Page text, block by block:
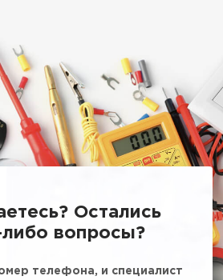
Остались
либо вопросы?
телефона, и специалист